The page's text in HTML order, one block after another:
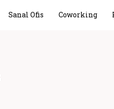
Sanal Ofis Coworking